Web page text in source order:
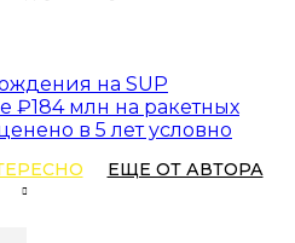
на SUP
₽184 млн на ракетных
в 5 лет условно
ЕЩЕ ОТ АВТОРА